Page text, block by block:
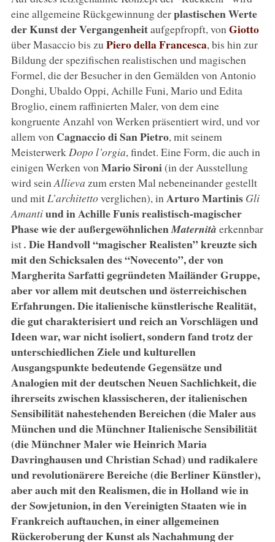
eine allgemeine Rückgewinnung derplastischen Werte
der Kunst der Vergangenheitaufgepfropft, vonGiotto
über Masaccio bis zuPiero della Francesca, bis hin zur
Bildung der spezifischen realistischen und magischen
Formel, die der Besucher in den Gemälden von Antonio
Donghi, Ubaldo Oppi, Achille Funi, Mario und Edita
Broglio, einem raffinierten Maler, von dem eine
kongruente Anzahl von Werken präsentiert wird, und vor
allem von Cagnaccio di San Pietro, mit seinem
MeisterwerkDopo l’orgia, findet. Eine Form, die auch in
einigen Werken vonMario Sironi(in der Ausstellung
wird seinAllieva zum ersten Mal nebeneinander gestellt
und mitL’architettoverglichen), inArturo Martinis Gli
Amantiund in Achille Funis realistisch-magischer
Phase wie der außergewöhnlichenMaternità erkennbar
ist. Die Handvoll “magischer Realisten” kreuzte sich
mit den Schicksalen des “Novecento”, der von
Margherita Sarfatti gegründeten Mailänder Gruppe,
aber vor allem mit deutschen und österreichischen
Erfahrungen. Die italienische künstlerische Realität,
die gut charakterisiert und reich an Vorschlägen und
Ideen war, war nicht isoliert, sondern fand trotz der
unterschiedlichen Ziele und kulturellen
Ausgangspunkte bedeutende Gegensätze und
Analogien mit der deutschen Neuen Sachlichkeit, die
ihrerseits zwischen klassischeren, der italienischen
Sensibilität nahestehenden Bereichen (die Maler aus
München und die Münchner Italienische Sensibilität
(die Münchner Maler wie Heinrich Maria
Davringhausen und Christian Schad) und radikalere
und revolutionärere Bereiche (die Berliner Künstler),
aber auch mit den Realismen, die in Holland wie in
der Sowjetunion, in den Vereinigten Staaten wie in
Frankreich auftauchen, in einer allgemeinen
Rückeroberung der Kunst als Nachahmung der